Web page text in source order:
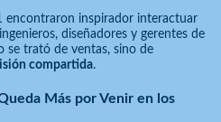
encontraron inspirador interactuar
diseñadores y gerentes de
se trató de ventas, sino de
compartida.
Más por Venir en los